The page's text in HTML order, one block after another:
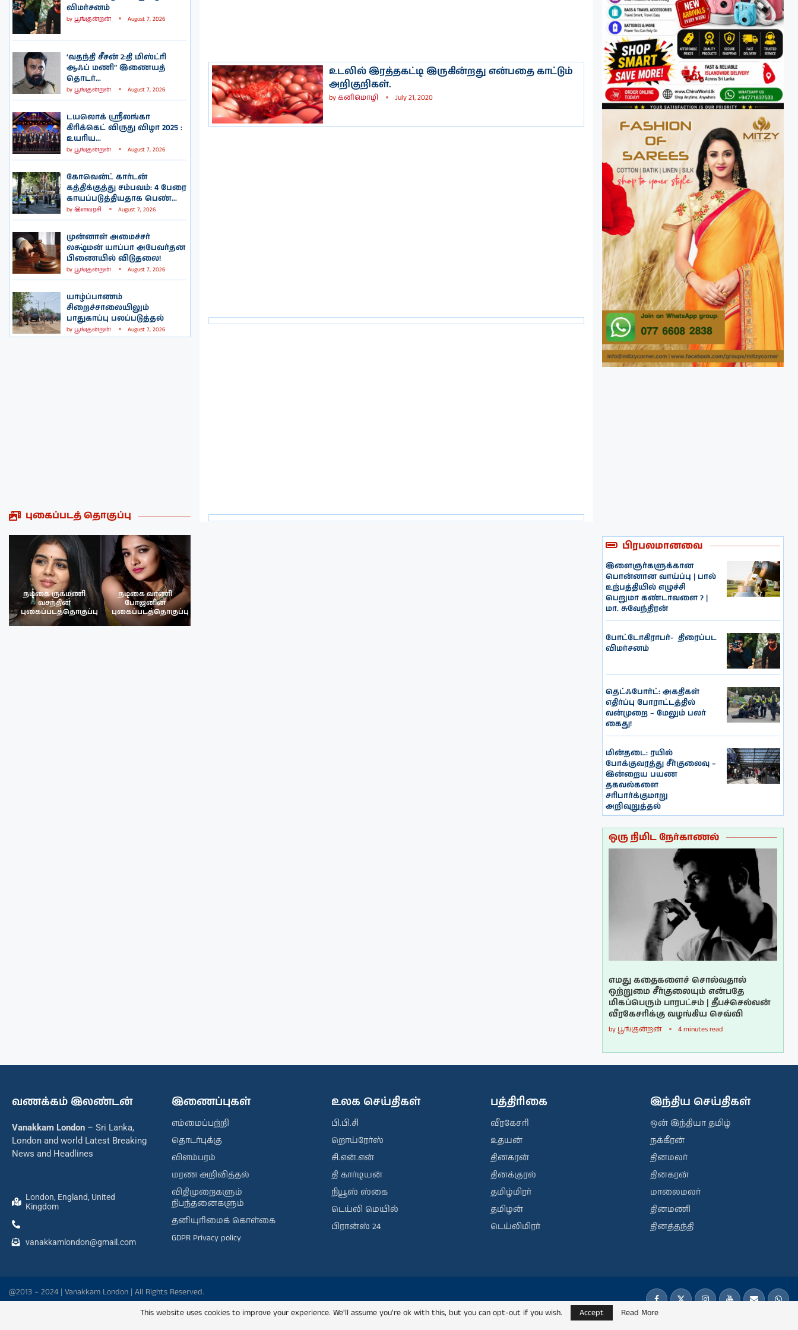
விமர்சனம்
by பூங்குன்றன் August 7, 2026
‘வதந்தி சீசன் 2:தி மிஸ்ட்ரி
ஆஃப் மணி” இணையத்
தொடர்...
by பூங்குன்றன் August 7, 2026
டயலொக் ஸ்ரீலங்கா
கிரிக்கெட் விருது விழா 2025 :
உயரிய...
by பூங்குன்றன் August 7, 2026
கோவென்ட் கார்டன்
கத்திக்குத்து சம்பவம்: 4 பேரை
காயப்படுத்தியதாக பெண்...
by இளவரசி August 7, 2026
முன்னாள் அமைச்சர்
லக்ஷ்மன் யாப்பா அபேவர்தன
பிணையில் விடுதலை!
by பூங்குன்றன் August 7, 2026
யாழ்ப்பாணம்
சிறைச்சாலையிலும்
பாதுகாப்பு பலப்படுத்தல்
by பூங்குன்றன் August 7, 2026
புகைப்படத் தொகுப்பு
நடிகை ருக்மணி
வசந்தின்
புகைப்படத்தொகுப்பு
நடிகை வாணி
போஜனின்
புகைப்படத்தொகுப்பு
உடலில் இரத்தகட்டி இருகின்றது என்பதை காட்டும்
அறிகுறிகள்.
byகனிமொழி July 21, 2020
பிரபலமானவை
இளைஞர்களுக்கான
பொன்னான வாய்ப்பு | பால்
உற்பத்தியில் எழுச்சி
பெறுமா கண்டாவளை ? |
மா. சுவேந்திரன்
போட்டோகிராபர்- ‌ திரைப்பட
விமர்சனம்
தெட்ஃபோர்ட்: அகதிகள்
எதிர்ப்பு போராட்டத்தில்
வன்முறை – மேலும் பலர்
கைது!
மின்தடை: ரயில்
போக்குவரத்து சீர்குலைவு –
இன்றைய பயண
தகவல்களை
சரிபார்க்குமாறு
அறிவுறுத்தல்
ஒரு நிமிட நேர்காணல்
எமது கதைகளைச் சொல்வதால்
ஒற்றுமை சீர்குலையும் என்பதே
மிகப்பெரும் பாரபட்சம் | தீபச்செல்வன்
வீரகேசரிக்கு வழங்கிய செவ்வி
by பூங்குன்றன் 4 minutes read
வணக்கம் இலண்டன்
Vanakkam London – Sri Lanka,
London and world Latest Breaking
News and Headlines
London, England, United
Kingdom
vanakkamlondon@gmail.com
இணைப்புகள்
எம்மைப்பற்றி
தொடர்புக்கு
விளம்பரம்
மரண அறிவித்தல்
விதிமுறைகளும்
நிபந்தனைகளும்
தனியுரிமைக் கொள்கை
GDPR Privacy policy
உலக செய்திகள்
பி.பி.சி
றொய்ரேர்ஸ்
சி.என்.என்
தி கார்டியன்
நியூஸ் ஸ்கை
டெய்லி மெயில்
பிரான்ஸ் 24
பத்திரிகை
வீரகேசரி
உதயன்
தினகரன்
தினக்குரல்
தமிழ்மிரர்
தமிழன்
டெய்லிமிரர்
இந்திய செய்திகள்
ஒன் இந்தியா தமிழ்
நக்கீரன்
தினமலர்
தினகரன்
மாலைமலர்
தினமணி
தினத்தந்தி
@2013 – 2024 | Vanakkam London | All Rights Reserved.
This website uses cookies to improve your experience. We'll assume you're ok with this, but you can opt-out if you wish.
Accept Read More